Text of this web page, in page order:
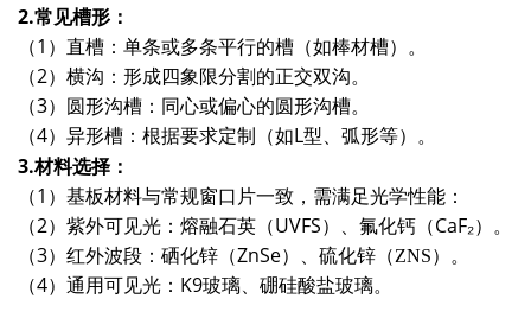
2.常见槽形：
（1）直槽：单条或多条平行的槽（如棒材槽）。
（2）横沟：形成四象限分割的正交双沟。
（3）圆形沟槽：同心或偏心的圆形沟槽。
（4）异形槽：根据要求定制（如L型、弧形等）。
3.材料选择：
（1）基板材料与常规窗口片一致，需满足光学性能：
（2）紫外可见光：熔融石英（UVFS）、氟化钙（CaF₂）。
（3）红外波段：硒化锌（ZnSe）、硫化锌（ZNS）。
（4）通用可见光：K9玻璃、硼硅酸盐玻璃。